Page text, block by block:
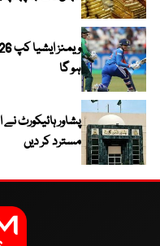
ہو گا
پشاور ہائیکورٹ
مسترد کر دیں